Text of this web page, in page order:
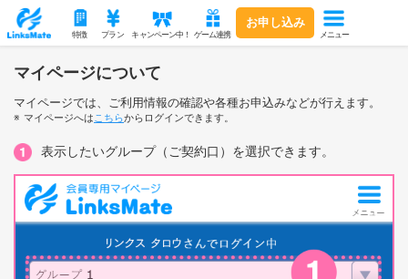
特徴 プラン キャンペーン中！ ゲーム連携
お申し込み
メニュー
マイページについて
マイページでは、ご利用情報の確認や各種お申込みなどが行えます。
マイページへはこちらからログインできます。
表示したいグループ（ご契約口）を選択できます。